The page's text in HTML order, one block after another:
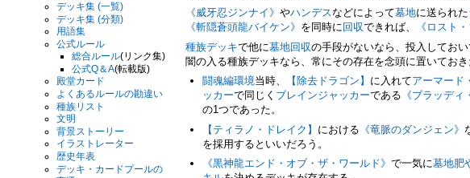
デッキ集 (一覧)
デッキ集 (分類)
用語集
公式ルール
総合ルール(リンク集)
公式Q＆A(転載版)
殿堂カード
よくあるルールの勘違い
種族リスト
文明
背景ストーリー
イラストレーター
歴史年表
デッキ・カードプールの
《威牙忍ジンナイ》やハンデスなどによって墓地に送られた
《斬隠蒼頭龍バイケン》 を同時に 回収できれば、 《ロスト
種族デッキで他に墓地回収の手段がないなら、投入してお
闇の入る種族デッキなら、常にその存在を念頭に置いておき
闘魂編環境当時、 【除去ドラゴン】 に入れてアーマード
ッカーで同じく ブレインジャッカーである 《ブラッディ
の1つであった。
【ティラノ・ドレイク】 における 《竜脈のダンジェン》
を採用するといいだろう。
《黒神龍エンド・オブ・ザ・ワールド》 で一気に墓地肥